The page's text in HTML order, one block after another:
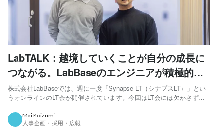
LabTALK：越境していくことが自分の成長に
つながる。LabBaseのエンジニアが積極的に
勉強会に参加する理由とは？
株式会社LabBaseでは、週に一度「Synapse LT（シナプスLT）」とい
うオンラインのLT会が開催されています。今回はLT会には欠かさず参
と、このLT会を主催するリサーチエンジニアの松井さんにお話を伺い
ます。 LabBaseに入社するため...
Mai Koizumi
人事企画・採用・広報